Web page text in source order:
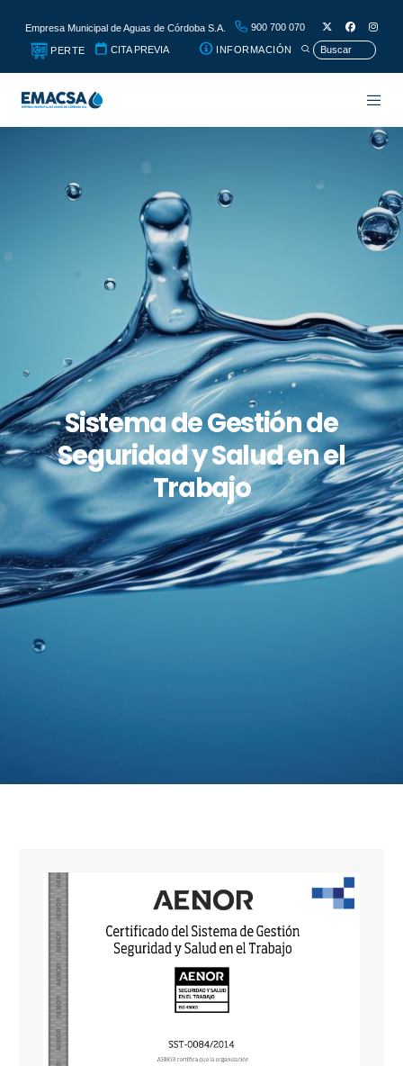
Empresa Municipal de Aguas de Córdoba S.A. 900 700 070
PERTE CITA PREVIA INFORMACIÓN
Sistema de Gestión de
Seguridad y Salud en el
Trabajo